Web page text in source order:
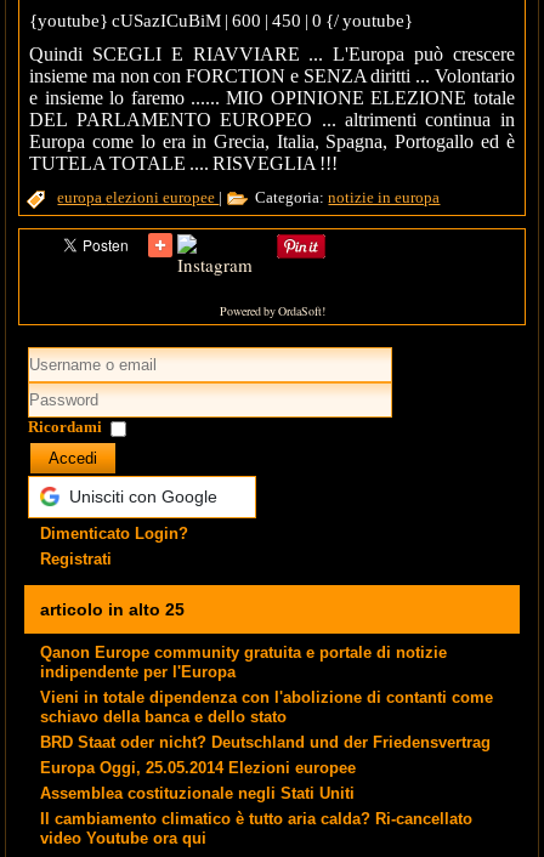
{youtube} cUSazICuBiM | 600 | 450 | 0 {/ youtube}
Quindi SCEGLI E RIAVVIARE ... L'Europa può crescere
insieme ma non con FORCTION e SENZA diritti ... Volontario
e insieme lo faremo ...... MIO OPINIONE ELEZIONE totale
DEL PARLAMENTO EUROPEO ... altrimenti continua in
Europa come lo era in Grecia, Italia, Spagna, Portogallo ed è
TUTELA TOTALE .... RISVEGLIA !!!
europaelezioni europee | Categoria:notizie in europa
Powered by OrdaSoft!
Ricordami
Accedi
Unisciti con Google
Dimenticato Login?
Registrati
articolo in alto 25
Qanon Europe community gratuita e portale di notizie
indipendente per l'Europa
Vieni in totale dipendenza con l'abolizione di contanti come
schiavo della banca e dello stato
BRD Staat oder nicht? Deutschland und der Friedensvertrag
Europa Oggi, 25.05.2014 Elezioni europee
Assemblea costituzionale negli Stati Uniti
Il cambiamento climatico è tutto aria calda? Ri-cancellato
video Youtube ora qui